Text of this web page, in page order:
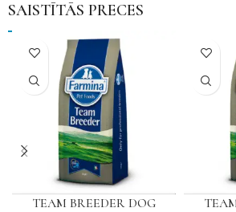
SAISTĪTĀS PRECES
TEAM BREEDER DOG